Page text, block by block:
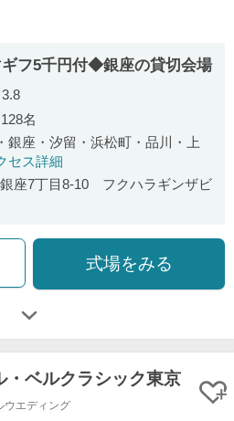
フ5千円付◆銀座の貸切会場
口コミ評価
3.8
名
銀座・汐留・浜松町・品川・上
セス詳細
座7丁目8-10 フクハラギンザビ
式場をみる
・ベルクラシック東京
ウエディング